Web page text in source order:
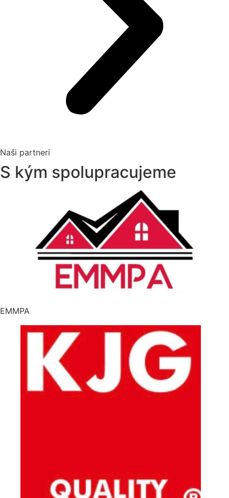
Naši partneri
S kým spolupracujeme
EMMPA